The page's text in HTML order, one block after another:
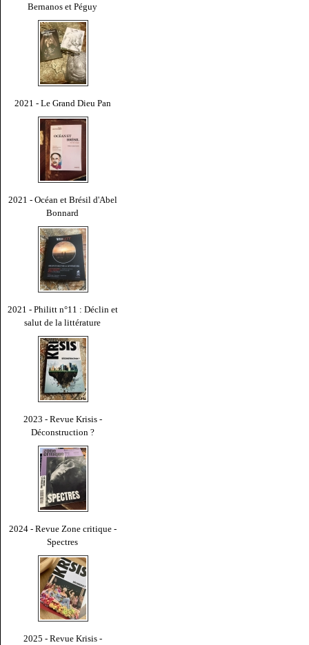
Bernanos et Péguy
2021 - Le Grand Dieu Pan
2021 - Océan et Brésil d'Abel
Bonnard
2021 - Philitt n°11 : Déclin et
salut de la littérature
2023 - Revue Krisis -
Déconstruction ?
2024 - Revue Zone critique -
Spectres
2025 - Revue Krisis -